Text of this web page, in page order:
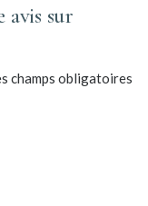
avis sur
champs obligatoires